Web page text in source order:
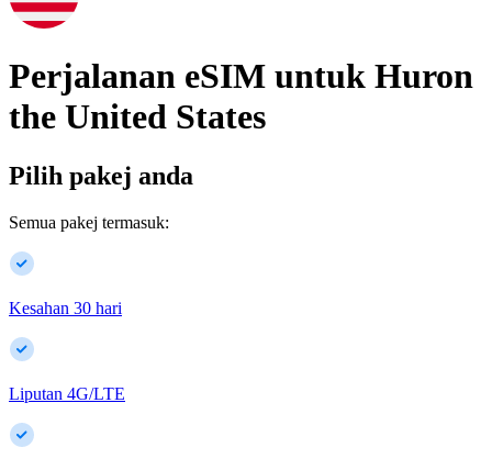
Perjalanan eSIM untuk Huron
the United States
Pilih pakej anda
Semua pakej termasuk:
Kesahan 30 hari
Liputan 4G/LTE